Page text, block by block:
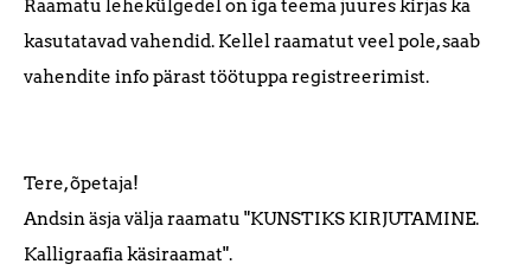
Raamatu lehekülgedel on iga teema juures kirjas ka
kasutatavad vahendid. Kellel raamatut veel pole, saab
vahendite info pärast töötuppa registreerimist.
Tere, õpetaja!
Andsin äsja välja raamatu "KUNSTIKS KIRJUTAMINE.
Kalligraafia käsiraamat".